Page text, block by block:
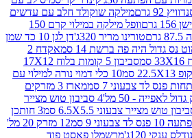
מילקה שוקולד חלב עם עדשים
וופל מילקה במילוי קרם 150
מריר 320ג'
דן לגן 10 כד שמן
פה ברשת 14 סמ
אקדח 2
סביבון 5 קומות בלוח 17X12
10 כלי דמוי נורה למילוי עם
מארז 3 מזרקים
מל'
4 סביבון טוש מצייר
3 חותכן
12 מזרק 20 מל'
מרשמלו פאסט פוד